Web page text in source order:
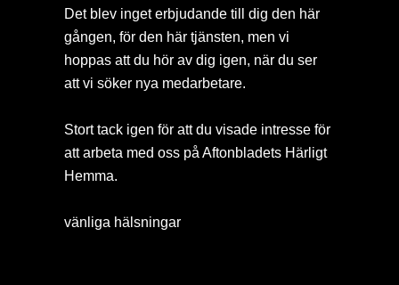
Det blev inget erbjudande till dig den här
gången, för den här tjänsten, men vi
hoppas att du hör av dig igen, när du ser
att vi söker nya medarbetare.
Stort tack igen för att du visade intresse för
att arbeta med oss på Aftonbladets Härligt
Hemma.
vänliga hälsningar